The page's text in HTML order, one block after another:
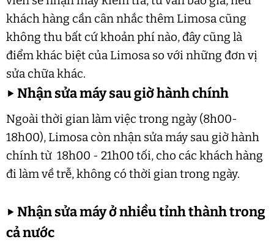
khách hàng cần cân nhắc thêm Limosa cũng
không thu bất cứ khoản phí nào, đây cũng là
điểm khác biệt của Limosa so với những đơn vị
sửa chữa khác.
▶Nhận sửa máy sau giờ hành chính
Ngoài thời gian làm việc trong ngày (8h00-
18h00), Limosa còn nhận sửa máy sau giờ hành
chính từ 18h00 - 21h00 tối, cho các khách hàng
đi làm về trễ, không có thời gian trong ngày.
▶Nhận sửa máy ở nhiều tỉnh thành trong
cả nước